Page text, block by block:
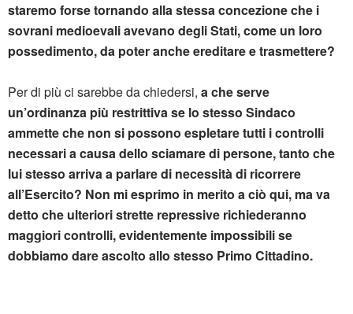
staremo forse tornando alla stessa concezione che i
sovrani medioevali avevano degli Stati, come un loro
possedimento, da poter anche ereditare e trasmettere?
Per di più ci sarebbe da chiedersi, a che serve
un’ordinanza più restrittiva se lo stesso Sindaco
ammette che non si possono espletare tutti i controlli
necessari a causa dello sciamare di persone, tanto che
lui stesso arriva a parlare di necessità di ricorrere
all’Esercito? Non mi esprimo in merito a ciò qui, ma va
detto che ulteriori strette repressive richiederanno
maggiori controlli, evidentemente impossibili se
dobbiamo dare ascolto allo stesso Primo Cittadino.